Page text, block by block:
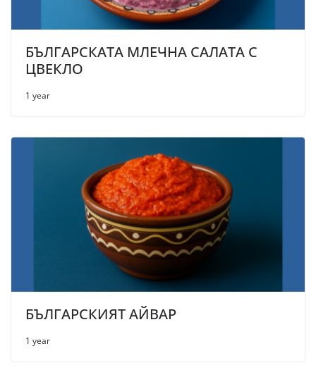
БЪЛГАРСКАТА МЛЕЧНА САЛАТА С
ЦВЕКЛО
1 year
БЪЛГАРСКИЯТ АЙВАР
1 year